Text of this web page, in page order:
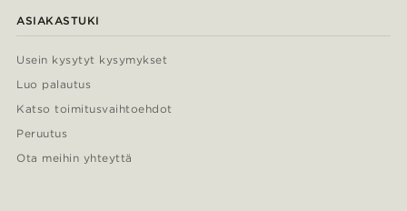
ASIAKASTUKI
Usein kysytyt kysymykset
Luo palautus
Katso toimitusvaihtoehdot
Peruutus
Ota meihin yhteyttä